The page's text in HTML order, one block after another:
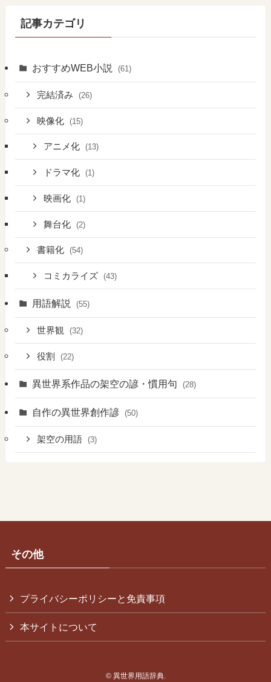
記事カテゴリ
おすすめWEB小説 (61)
完結済み (26)
映像化 (15)
アニメ化 (13)
ドラマ化 (1)
映画化 (1)
舞台化 (2)
書籍化 (54)
コミカライズ (43)
用語解説 (55)
世界観 (32)
役割 (22)
異世界系作品の架空の諺・慣用句 (28)
自作の異世界創作諺 (50)
架空の用語 (3)
その他
プライバシーポリシーと免責事項
本サイトについて
©異世界用語辞典.